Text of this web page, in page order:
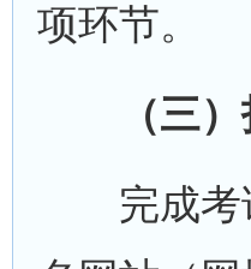
项环节。
（三）
完成考试